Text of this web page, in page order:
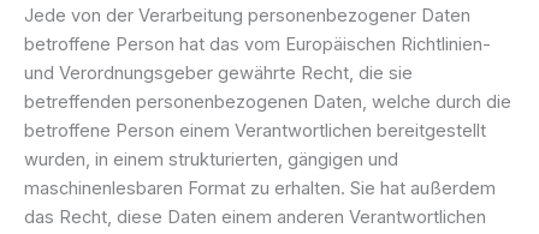
Jede von der Verarbeitung personenbezogener Daten
betroffene Person hat das vom Europäischen Richtlinien-
und Verordnungsgeber gewährte Recht, die sie
betreffenden personenbezogenen Daten, welche durch die
betroffene Person einem Verantwortlichen bereitgestellt
wurden, in einem strukturierten, gängigen und
maschinenlesbaren Format zu erhalten. Sie hat außerdem
das Recht, diese Daten einem anderen Verantwortlichen